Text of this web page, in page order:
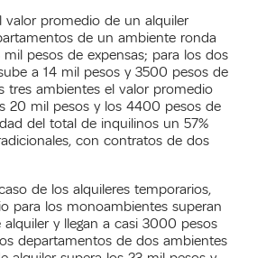
valor promedio de un alquiler
de un ambiente ronda
pesos de expensas; para los dos
a 14 mil pesos y 3500 pesos de
tres ambientes el valor promedio
20 mil pesos y los 4400 pesos de
del total de inquilinos un 57%
con contratos de dos
de los alquileres temporarios,
para los monoambientes superan
y llegan a casi 3000 pesos
departamentos de dos ambientes